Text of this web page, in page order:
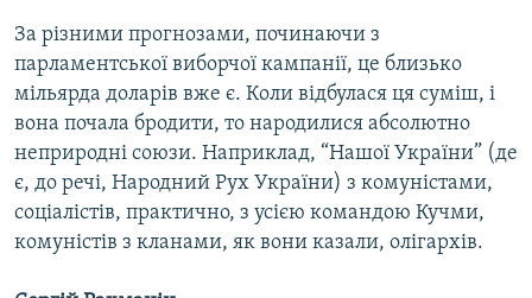
За різними прогнозами, починаючи з
парламентської виборчої кампанії, це близько
мільярда доларів вже є. Коли відбулася ця суміш, і
вона почала бродити, то народилися абсолютно
неприродні союзи. Наприклад, “Нашої України” (де
є, до речі, Народний Рух України) з комуністами,
соціалістів, практично, з усією командою Кучми,
комуністів з кланами, як вони казали, олігархів.